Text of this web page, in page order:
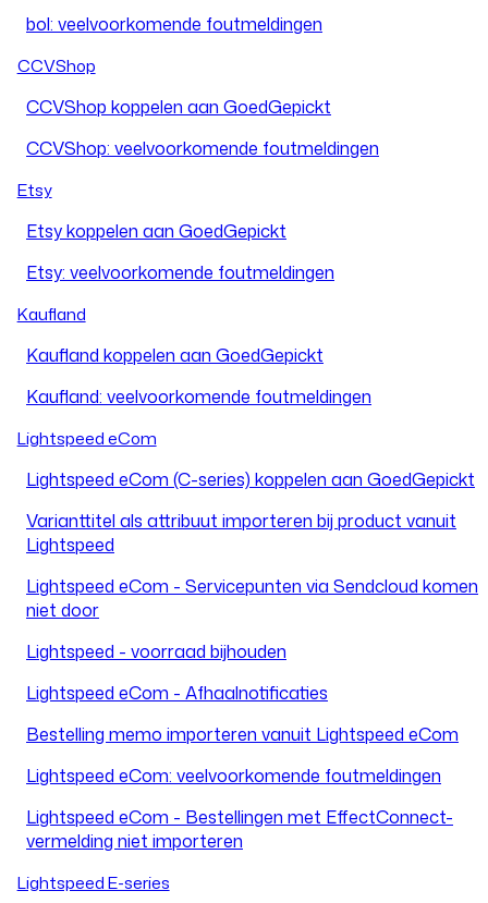
bol: veelvoorkomende foutmeldingen
CCVShop
CCVShop koppelen aan GoedGepickt
CCVShop: veelvoorkomende foutmeldingen
Etsy
Etsy koppelen aan GoedGepickt
Etsy: veelvoorkomende foutmeldingen
Kaufland
Kaufland koppelen aan GoedGepickt
Kaufland: veelvoorkomende foutmeldingen
Lightspeed eCom
Lightspeed eCom (C-series) koppelen aan GoedGepickt
Varianttitel als attribuut importeren bij product vanuit
Lightspeed
Lightspeed eCom - Servicepunten via Sendcloud komen
niet door
Lightspeed - voorraad bijhouden
Lightspeed eCom - Afhaalnotificaties
Bestelling memo importeren vanuit Lightspeed eCom
Lightspeed eCom: veelvoorkomende foutmeldingen
Lightspeed eCom - Bestellingen met EffectConnect-
vermelding niet importeren
Lightspeed E-series